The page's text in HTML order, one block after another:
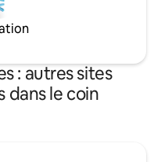
: autres sites
dans le coin